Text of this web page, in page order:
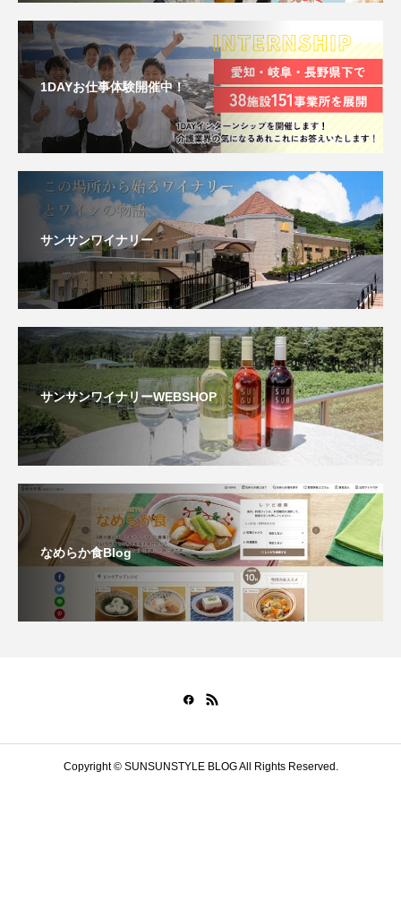
1DAYお仕事体験開催中！
サンサンワイナリー
サンサンワイナリーWEBSHOP
なめらか食Blog
Copyright © SUNSUNSTYLE BLOG All Rights Reserved.